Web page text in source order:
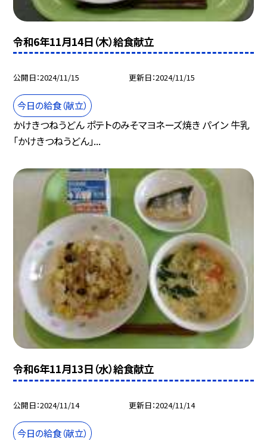
令和6年11月14日（木）給食献立
公開日 2024/11/15 更新日 2024/11/15
今日の給食（献立）
かけきつねうどん ポテトのみそマヨネーズ焼き パイン 牛乳
「かけきつねうどん」...
令和6年11月13日（水）給食献立
公開日 2024/11/14 更新日 2024/11/14
今日の給食（献立）